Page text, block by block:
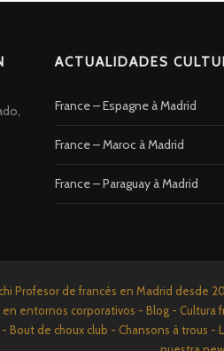
ACTUALIDADES
France – Espagne à Madrid
France – Maroc à Madrid
France – Paraguay à Madrid
Profesor de francés en Madrid desde
entornos corporativos - Blog - Cultura
Bout de choux club - Chansons à trous